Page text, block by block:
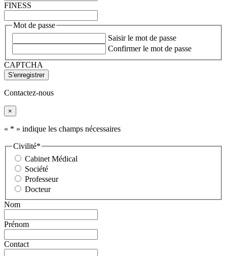
FINESS
Mot de passe
Saisir le mot de passe
Confirmer le mot de passe
CAPTCHA
Contactez-nous
×
« * » indique les champs nécessaires
Civilité*
Cabinet Médical
Société
Professeur
Docteur
Nom
Prénom
Contact